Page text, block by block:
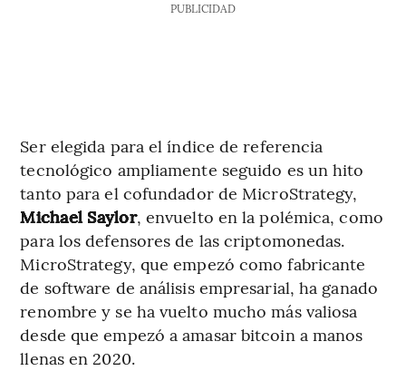
PUBLICIDAD
Ser elegida para el índice de referencia
tecnológico ampliamente seguido es un hito
tanto para el cofundador de MicroStrategy,
Michael Saylor, envuelto en la polémica, como
para los defensores de las criptomonedas.
MicroStrategy, que empezó como fabricante
de software de análisis empresarial, ha ganado
renombre y se ha vuelto mucho más valiosa
desde que empezó a amasar bitcoin a manos
llenas en 2020.